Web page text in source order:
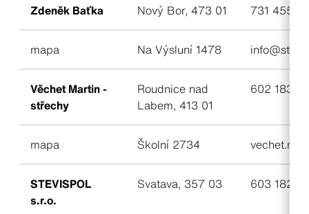
Zdeněk Baťka Nový Bor, 473 01 731 455
mapa Na Výsluní 1478
Věchet Martin -
střechy
Roudnice nad
Labem, 413 01
602 183
mapa Školní 2734
STEVISPOL
s.r.o.
Svatava, 357 03 603 182